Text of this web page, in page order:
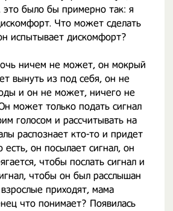
это было бы примерно так: я
Что может сделать
испытывает дискомфорт?
ничем не может, он мокрый
вынуть из под себя, он не
и он не может, ничего не
может только подать сигнал
голосом и рассчитывать на
распознает кто-то и придет
есть, он посылает сигнал, он
чтобы послать сигнал и
чтобы он был расслышан
приходят, мама
что понимает? Появилась